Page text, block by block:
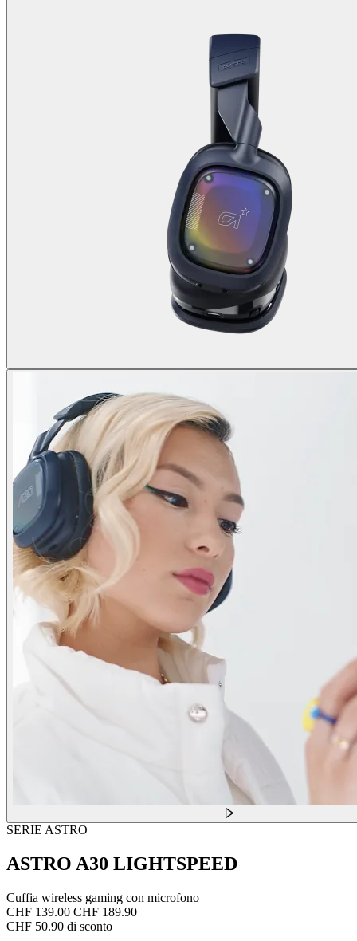
SERIE ASTRO
ASTRO A30 LIGHTSPEED
Cuffia wireless gaming con microfono
CHF 139.00 CHF 189.90
CHF 50.90 di sconto